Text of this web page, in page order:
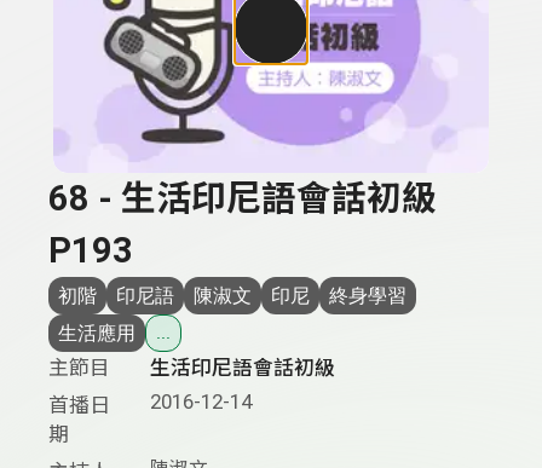
68 - 生活印尼語會話初級
P193
初階 印尼語 陳淑文 印尼
終身學習
生活應用
...
主節目
生活印尼語會話初級
首播日
期
2016-12-14